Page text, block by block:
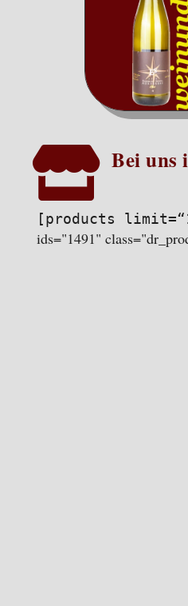
 Bei uns
[products
ids="1491"